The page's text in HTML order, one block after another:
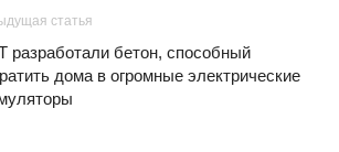
статья
разработали бетон, способный
дома в огромные электрические